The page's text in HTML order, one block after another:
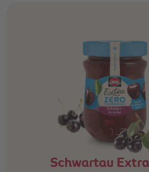
Schwartau